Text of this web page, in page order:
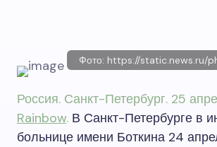
Фото: https://static.news.ru/
Россия. Санкт-Петербург. 25
Rainbow. В Санкт-Петербурге в
больнице имени Боткина 24